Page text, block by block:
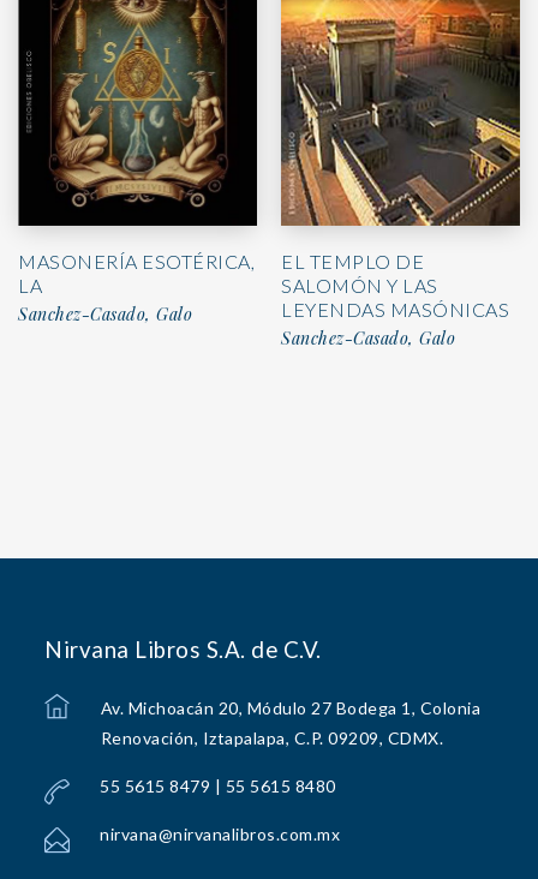
MASONERÍA ESOTÉRICA,
LA
Sanchez-Casado, Galo
EL TEMPLO DE
SALOMÓN Y LAS
LEYENDAS MASÓNICAS
Sanchez-Casado, Galo
Nirvana Libros S.A. de C.V.
Av. Michoacán 20, Módulo 27 Bodega 1, Colonia
Renovación, Iztapalapa, C.P. 09209, CDMX.
55 5615 8479 | 55 5615 8480
nirvana@nirvanalibros.com.mx